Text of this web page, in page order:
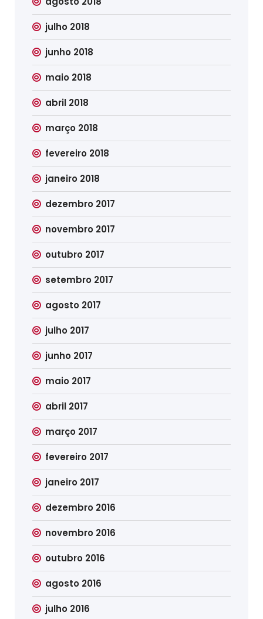
julho 2018
junho 2018
maio 2018
abril 2018
março 2018
fevereiro 2018
janeiro 2018
dezembro 2017
novembro 2017
outubro 2017
setembro 2017
agosto 2017
julho 2017
junho 2017
maio 2017
abril 2017
março 2017
fevereiro 2017
janeiro 2017
dezembro 2016
novembro 2016
outubro 2016
agosto 2016
julho 2016